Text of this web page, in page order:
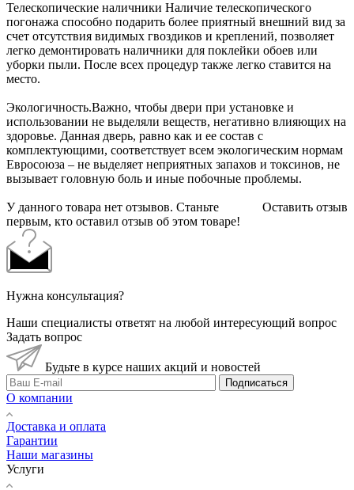
Телескопические наличники Наличие телескопического
погонажа способно подарить более приятный внешний вид за
счет отсутствия видимых гвоздиков и креплений, позволяет
легко демонтировать наличники для поклейки обоев или
уборки пыли. После всех процедур также легко ставится на
место.
Экологичность.Важно, чтобы двери при установке и
использовании не выделяли веществ, негативно влияющих на
здоровье. Данная дверь, равно как и ее состав с
комплектующими, соответствует всем экологическим нормам
Евросоюза – не выделяет неприятных запахов и токсинов, не
вызывает головную боль и иные побочные проблемы.
Оставить отзыв
У данного товара нет отзывов. Станьте
первым, кто оставил отзыв об этом товаре!
Нужна консультация?
Наши специалисты ответят на любой интересующий вопрос
Задать вопрос
Будьте в курсе наших акций и новостей
Подписаться
О компании
Доставка и оплата
Гарантии
Наши магазины
Услуги